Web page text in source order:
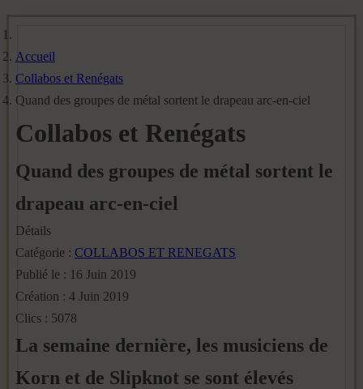
Accueil
Collabos et Renégats
Quand des groupes de métal sortent le drapeau arc-en-ciel
Collabos et Renégats
Quand des groupes de métal sortent le
drapeau arc-en-ciel
Détails
Catégorie : COLLABOS ET RENEGATS
Publié le : 16 Juin 2019
Création : 4 Juin 2019
Clics : 5078
La semaine dernière, les musiciens de
Korn et de Slipknot se sont élevés